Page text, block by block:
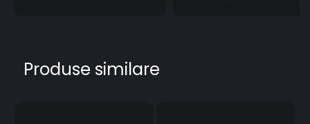
Produse similare